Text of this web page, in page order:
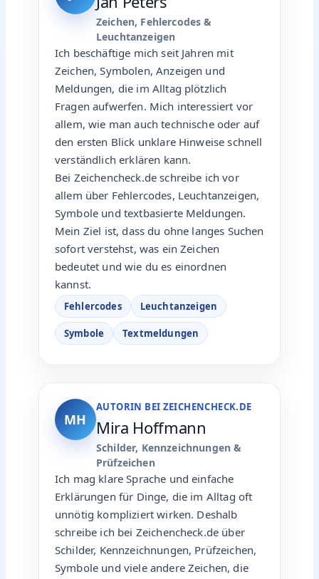
Zeichen, Fehlercodes &
Leuchtanzeigen
Ich beschäftige mich seit Jahren mit
Zeichen, Symbolen, Anzeigen und
Meldungen, die im Alltag plötzlich
Fragen aufwerfen. Mich interessiert vor
allem, wie man auch technische oder auf
den ersten Blick unklare Hinweise schnell
verständlich erklären kann.
Bei Zeichencheck.de schreibe ich vor
allem über Fehlercodes, Leuchtanzeigen,
Symbole und textbasierte Meldungen.
Mein Ziel ist, dass du ohne langes Suchen
sofort verstehst, was ein Zeichen
bedeutet und wie du es einordnen
kannst.
Fehlercodes Leuchtanzeigen
Symbole Textmeldungen
MH
AUTORIN BEI ZEICHENCHECK.DE
Mira Hoffmann
Schilder, Kennzeichnungen &
Prüfzeichen
Ich mag klare Sprache und einfache
Erklärungen für Dinge, die im Alltag oft
unnötig kompliziert wirken. Deshalb
schreibe ich bei Zeichencheck.de über
Schilder, Kennzeichnungen, Prüfzeichen,
Symbole und viele andere Zeichen, die